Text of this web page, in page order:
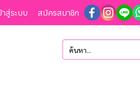
าสู่ระบบ สมัครสมาชิก